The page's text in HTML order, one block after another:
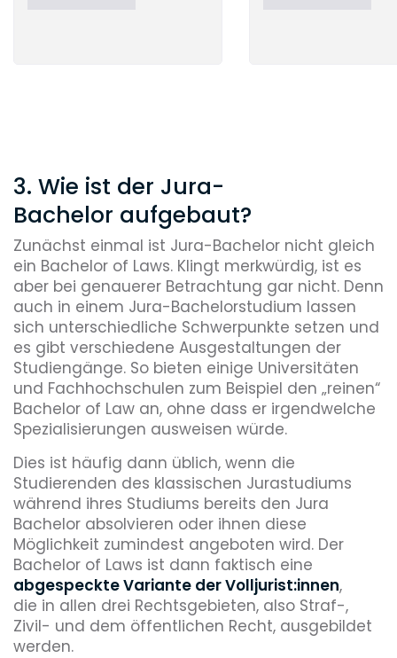
3. Wie ist der Jura-
Bachelor aufgebaut?
Zunächst einmal ist Jura-Bachelor nicht gleich
ein Bachelor of Laws. Klingt merkwürdig, ist es
aber bei genauerer Betrachtung gar nicht. Denn
auch in einem Jura-Bachelorstudium lassen
sich unterschiedliche Schwerpunkte setzen und
es gibt verschiedene Ausgestaltungen der
Studiengänge. So bieten einige Universitäten
und Fachhochschulen zum Beispiel den „reinen“
Bachelor of Law an, ohne dass er irgendwelche
Spezialisierungen ausweisen würde.
Dies ist häufig dann üblich, wenn die
Studierenden des klassischen Jurastudiums
während ihres Studiums bereits den Jura
Bachelor absolvieren oder ihnen diese
Möglichkeit zumindest angeboten wird. Der
Bachelor of Laws ist dann faktisch eine
abgespeckte Variante der Volljurist:innen,
die in allen drei Rechtsgebieten, also Straf-,
Zivil- und dem öffentlichen Recht, ausgebildet
werden.